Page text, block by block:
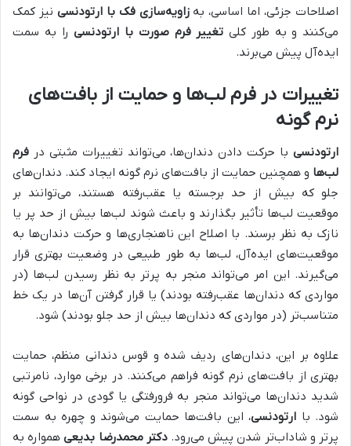
اصلاحات جزئی، اما اساسی، بهزاویه‌سازی فک با ارتودنسی نیز کمک
می‌کنند و به طور کلی تغییر فرم صورت با ارتودنسیرا به سمت
ایده‌آل پیش می‌برند.
تغییرات در فرم لب‌ها و حمایت از بافت‌های
نرم گونه
ارتودنسی با حرکت دادن دندان‌ها، می‌تواند تغییرات مثبتی در فرم
لب‌ها و همچنین حمایت از بافت‌های نرم گونه ایجاد کند. دندان‌های
جلو که بیش از حد برجسته یا عقب‌رفته هستند، می‌توانند بر
موقعیت لب‌ها تأثیر بگذارند و باعث شوند لب‌ها بیش از حد پر یا
نازک به نظر برسند. با اصلاح این ناهنجاری‌ها و حرکت دندان‌ها به
موقعیت‌های ایده‌آل، لب‌ها به طور طبیعی در وضعیت بهتری قرار
می‌گیرند. این امر می‌تواند منجر به پرتر به نظر رسیدن لب‌ها (در
مواردی که دندان‌ها عقب‌رفته بودند) یا قرار گرفتن آن‌ها در یک خط
متناسب‌تر (در مواردی که دندان‌ها بیش از حد جلو بودند) شود.
علاوه بر این، دندان‌های ردیف شده و قوس دندانی منظم، حمایت
بهتری از بافت‌های نرم گونه فراهم می‌کنند. در برخی موارد، نامرتبی
شدید دندان‌ها می‌تواند منجر به فرورفتگی یا گودی در نواحی گونه
شود. با ارتودنسی، این بافت‌ها حمایت می‌شوند و چهره به سمت
پرتر و شاداب‌تر شدن پیش می‌رود.دکتر محمدرضا بدیعیهمواره به